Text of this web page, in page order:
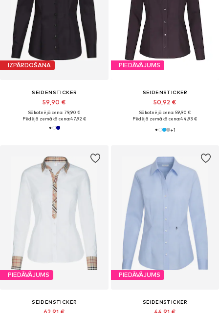
IZPĀRDOŠANA
SEIDENSTICKER
59,90 €
Sākotnējā cena: 79,90 €
Pēdējā zemākā cena:47,92 €
PIEDĀVĀJUMS
SEIDENSTICKER
50,92 €
Sākotnējā cena: 59,90 €
Pēdējā zemākā cena:44,93 €
+1
PIEDĀVĀJUMS
SEIDENSTICKER
PIEDĀVĀJUMS
SEIDENSTICKER